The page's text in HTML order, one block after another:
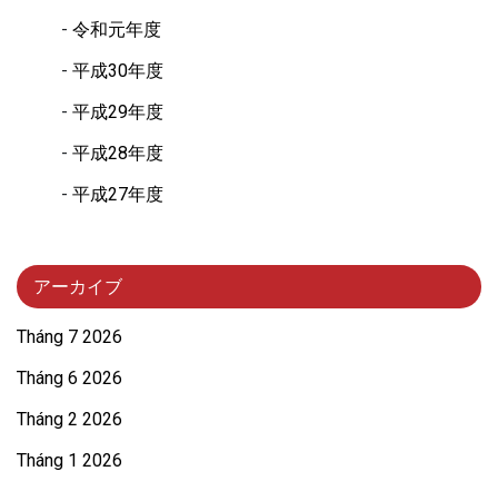
令和元年度
平成30年度
平成29年度
平成28年度
平成27年度
アーカイブ
Tháng 7 2026
Tháng 6 2026
Tháng 2 2026
Tháng 1 2026